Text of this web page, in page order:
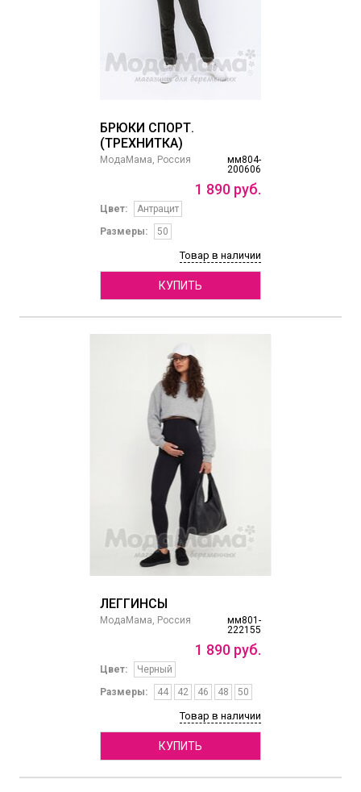
БРЮКИ СПОРТ.
(ТРЕХНИТКА)
мм804-
200606
МодаМама, Россия
1 890 руб.
Цвет:
Антрацит
Размеры:
50
Товар в наличии
КУПИТЬ
ЛЕГГИНСЫ
мм801-
222155
МодаМама, Россия
1 890 руб.
Цвет:
Черный
Размеры:
44 42 46 48 50
Товар в наличии
КУПИТЬ